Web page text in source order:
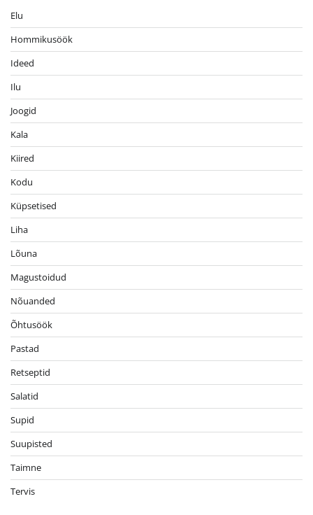
Elu
Hommikusöök
Ideed
Ilu
Joogid
Kala
Kiired
Kodu
Küpsetised
Liha
Lõuna
Magustoidud
Nõuanded
Õhtusöök
Pastad
Retseptid
Salatid
Supid
Suupisted
Taimne
Tervis